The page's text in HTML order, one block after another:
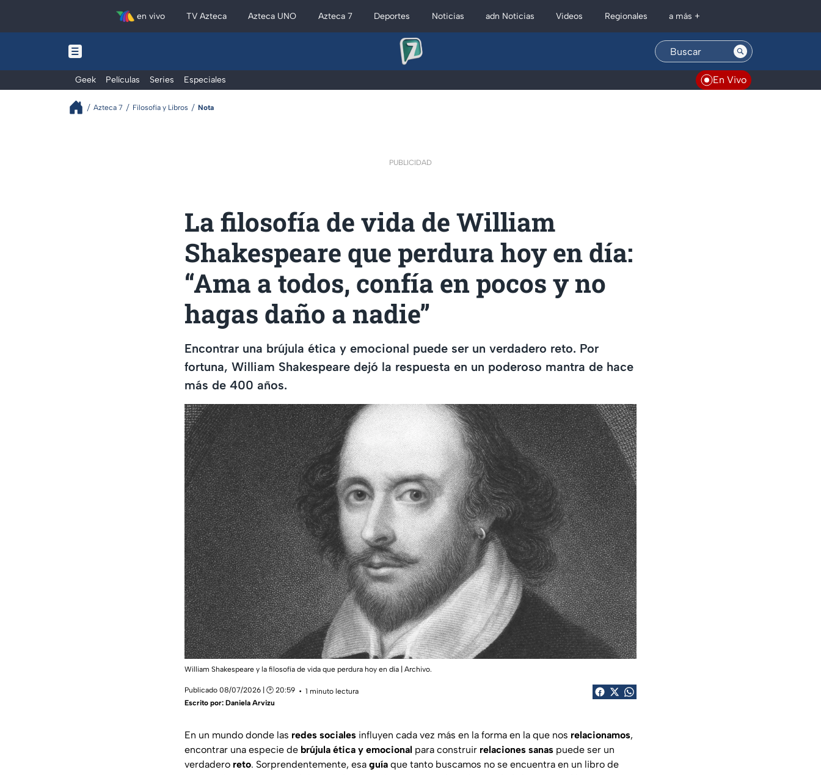
en vivo TV Azteca Azteca UNO Azteca 7 Deportes Noticias adn Noticias Videos Regionales a más +
Geek Películas Series Especiales En Vivo
Azteca 7 Filosofía y Libros Nota
PUBLICIDAD
La filosofía de vida de William
Shakespeare que perdura hoy en día:
“Ama a todos, confía en pocos y no
hagas daño a nadie”
Encontrar una brújula ética y emocional puede ser un verdadero reto. Por
fortuna, William Shakespeare dejó la respuesta en un poderoso mantra de hace
más de 400 años.
William Shakespeare y la filosofía de vida que perdura hoy en día | Archivo.
Publicado 08/07/2026 | 🕑 20:59
1 minuto lectura
Escrito por: Daniela Arvizu
En un mundo donde las redes sociales influyen cada vez más en la forma en la que nos relacionamos,
encontrar una especie de brújula ética y emocional para construir relaciones sanas puede ser un
verdadero reto. Sorprendentemente, esa guía que tanto buscamos no se encuentra en un libro de